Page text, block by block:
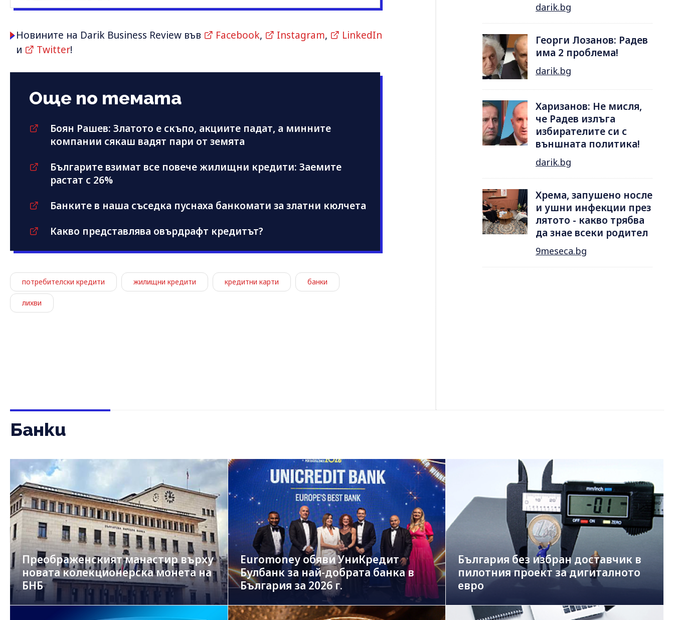
Новините на Darik Business Review във Facebook, Instagram,
LinkedIn
и
Twitter!
Още по темата
Боян Рашев: Златото е скъпо, акциите падат, а минните
компании сякаш вадят пари от земята
Българите взимат все повече жилищни кредити: Заемите
растат с 26%
Банките в наша съседка пуснаха банкомати за златни кюлчета
Какво представлява овърдрафт кредитът?
потребителски кредити жилищни кредити кредитни карти банки
лихви
darik.bg
Георги Лозанов: Радев
има 2 проблема!
darik.bg
Харизанов: Не мисля,
че Радев излъга
избирателите си с
външната политика!
darik.bg
Хрема, запушено носле
и ушни инфекции през
лятотo - какво трябва
да знае всеки родител
9meseca.bg
Банки
Преображенският манастир върху
новата колекционерска монета на
БНБ
Euromoney обяви УниКредит
Булбанк за най-добрата банка в
България за 2026 г.
България без избран доставчик в
пилотния проект за дигиталното
евро